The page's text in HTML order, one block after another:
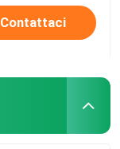
Contattaci